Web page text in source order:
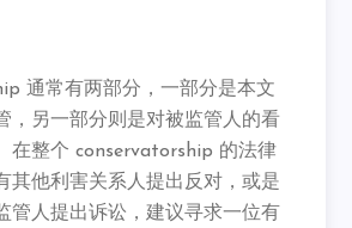
通常有两部分，一部分是本文
，另一部分则是对被监管人的看
在整个 conservatorship 的法律
其他利害关系人提出反对，或是
管人提出诉讼，建议寻求一位有